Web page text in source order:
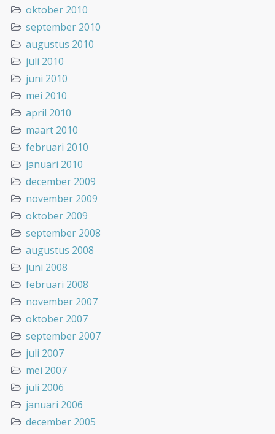
oktober 2010
september 2010
augustus 2010
juli 2010
juni 2010
mei 2010
april 2010
maart 2010
februari 2010
januari 2010
december 2009
november 2009
oktober 2009
september 2008
augustus 2008
juni 2008
februari 2008
november 2007
oktober 2007
september 2007
juli 2007
mei 2007
juli 2006
januari 2006
december 2005